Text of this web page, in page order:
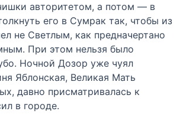
авторитетом, а потом — в
его в Сумрак так, чтобы из
не Светлым, как предначертано
При этом нельзя было
Ночной Дозор уже чуял
Яблонская, Великая Мать
давно присматривалась к
в городе.